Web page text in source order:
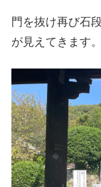
門を抜け再び石
が見えてきます。